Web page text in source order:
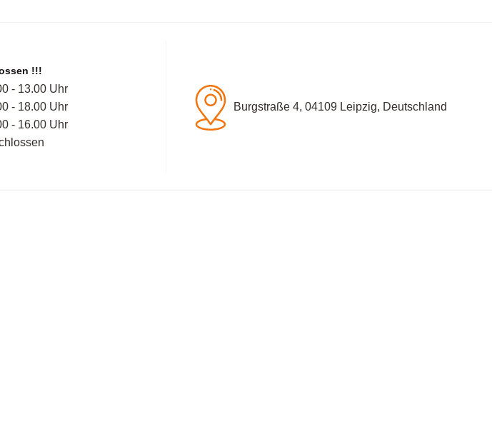
!!!
- 13.00 Uhr
- 18.00 Uhr
- 16.00 Uhr
Burgstraße 4, 04109 Leipzig, Deutschland